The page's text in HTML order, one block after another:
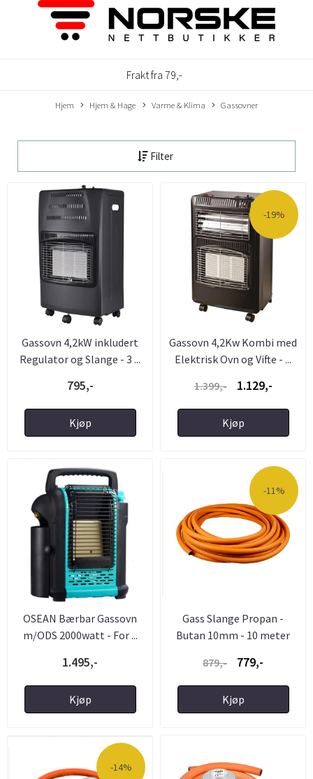
Frakt fra 79,-
Hjem Hjem & Hage Varme & Klima Gassovner
Filter
Gassovn 4,2kW inkludert
Regulator og Slange - 3 ...
795,-
Kjøp
-19%
Gassovn 4,2Kw Kombi med
Elektrisk Ovn og Vifte - ...
1.399,-
1.129,-
Kjøp
OSEAN Bærbar Gassovn
m/ODS 2000watt - For ...
1.495,-
Kjøp
-11%
Gass Slange Propan -
Butan 10mm - 10 meter
879,-
779,-
Kjøp
-14%